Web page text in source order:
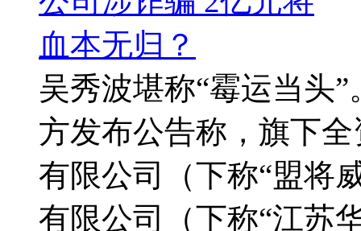
吴秀波堪称“霉运当头
方发布公告称，旗下
有限公司（下称“盟将
有限公司（下称“江苏